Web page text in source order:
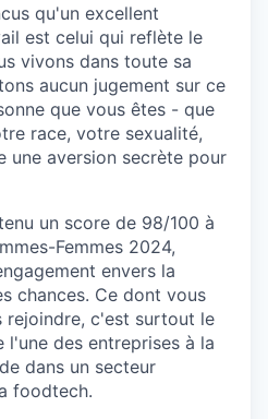
qu'un excellent
est celui qui reflète le
vivons dans toute sa
aucun jugement sur ce
que vous êtes - que
race, votre sexualité,
une aversion secrète pour
un score de 98/100 à
Femmes 2024,
envers la
chances. Ce dont vous
rejoindre, c'est surtout le
des entreprises à la
dans un secteur
foodtech.